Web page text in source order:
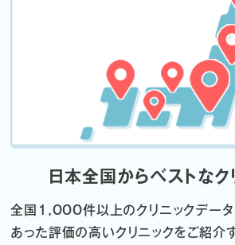
日本全国からベストなク
全国1,000件以上のクリニックデータ
あった評価の高いクリニックをご紹介